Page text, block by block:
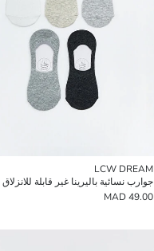
LCW DREAM
49.00 MAD